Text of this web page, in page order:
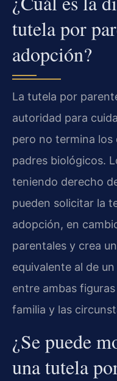
tutela por
adopción?
La tutela por
autoridad para
pero no termina los
padres biológicos.
teniendo derecho
pueden solicitar la
adopción, en
parentales y crea
equivalente al de
entre ambas
familia y las
¿Se puede
una tutela